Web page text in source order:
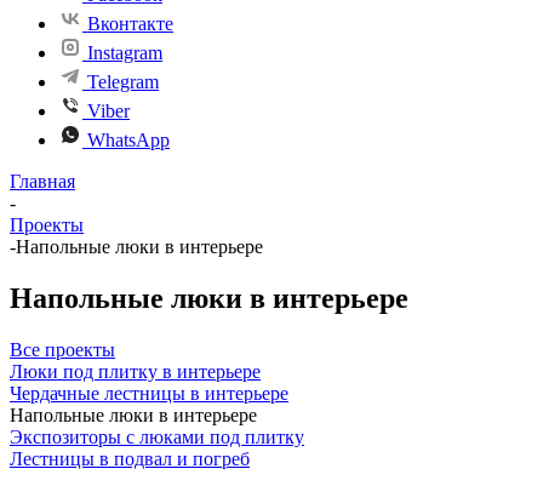
Вконтакте
Instagram
Telegram
Viber
WhatsApp
Главная
-
Проекты
-Напольные люки в интерьере
Напольные люки в интерьере
Все проекты
Люки под плитку в интерьере
Чердачные лестницы в интерьере
Напольные люки в интерьере
Экспозиторы с люками под плитку
Лестницы в подвал и погреб